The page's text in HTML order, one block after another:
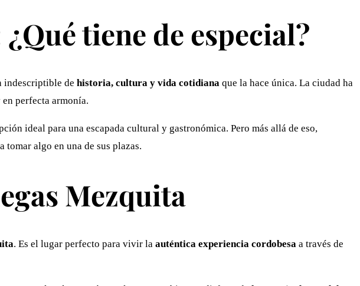
tiene de especial?
indescriptible de historia, cultura y vida cotidiana que la hace única. La ciudad ha
perfecta armonía.
ideal para una escapada cultural y gastronómica. Pero más allá de eso,
tomar algo en una de sus plazas.
Mezquita
. Es el lugar perfecto para vivir la auténtica experiencia cordobesa a través de